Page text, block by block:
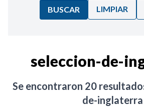
BUSCAR LIMPIAR
seleccion-de-
Se encontraron 20
de-inglaterra